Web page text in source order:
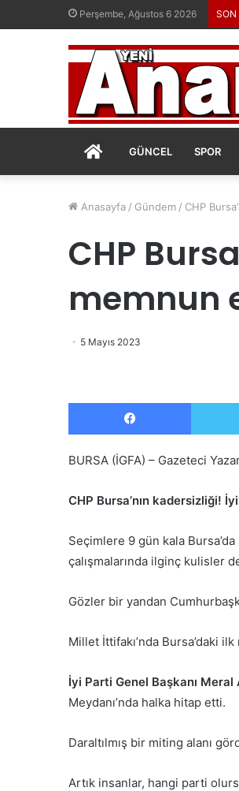
Perşembe, Ağustos 6 2026 SON
ANASAYFA
GÜNCEL SPOR
Anasayfa / Gündem / CHP
CHP
memnun
5 Mayıs 2023
Facebook
BURSA (İGFA) – Gazeteci
CHP Bursa’nın kadersizliği!
Seçimlere 9 gün kala
çalışmalarında ilginç kulisler
Gözler bir yandan
Millet İttifakı’nda Bursa’daki
İyi Parti Genel Başkanı Meral
Meydanı’nda halka hitap etti.
Daraltılmış bir miting alanı
Artık insanlar, hangi parti